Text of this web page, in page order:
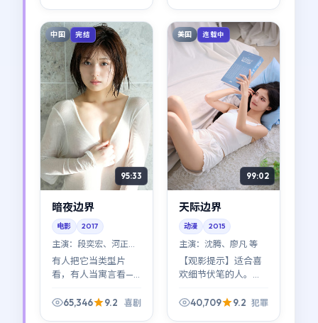
很出圈）。
忍。
中国 完结
95:33
暗夜边界
电影 2017
主演： 段奕宏、河正宇
等
有人把它当类型片
看，有人当寓言看——
最迷人的地方在于：
65,346 9.2 喜剧
美国 连载中
99:02
天际边界
动漫 2015
主演： 沈腾、廖凡 等
【观影提示】适合喜
欢细节伏笔的人。
像拼图，后半段像塌
40,709 9.2 犯罪